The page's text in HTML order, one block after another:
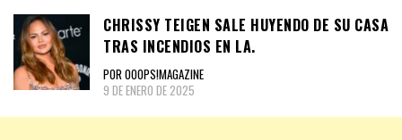
CHRISSY TEIGEN SALE HUYENDO DE SU CASA
TRAS INCENDIOS EN LA.
POR OOOPS!MAGAZINE
9 DE ENERO DE 2025